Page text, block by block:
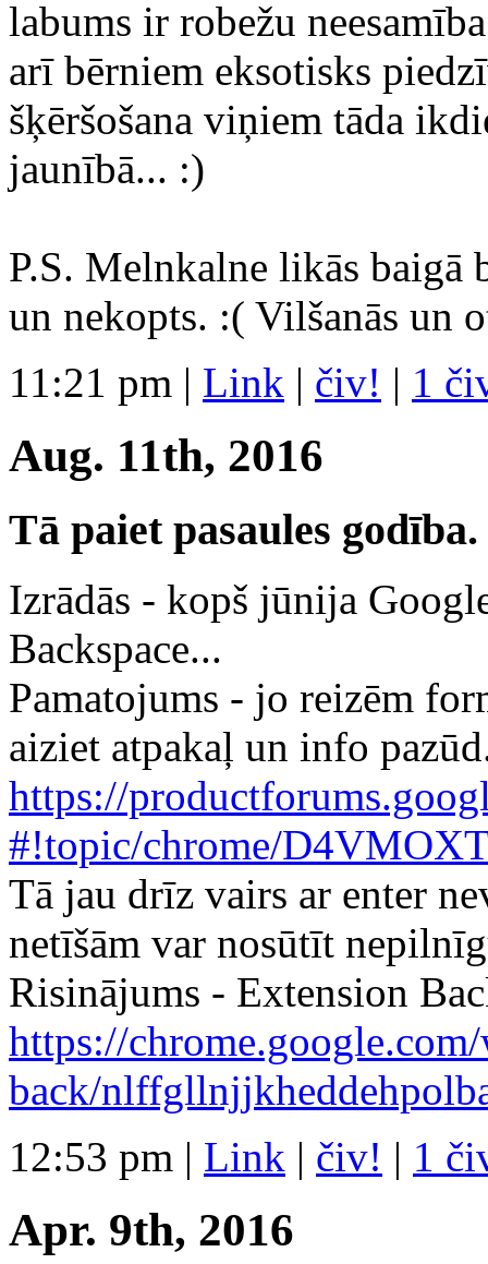
labums ir robežu
arī bērniem eksotisks
šķēršošana viņiem tāda
jaunībā... :)
P.S. Melnkalne likās baigā
un nekopts. :( Vilšanās un
11:21 pm | Link | čiv! | 1
Aug. 11th, 2016
Tā paiet pasaules godība.
Izrādās - kopš jūnija
Backspace...
Pamatojums - jo reizēm
aiziet atpakaļ un info
https://
#!topic/chrome/
Tā jau drīz vairs ar enter
netīšām var nosūtīt
Risinājums - Extension
https://
back/nlffgllnjjkhedde
12:53 pm | Link | čiv! | 1
Apr. 9th, 2016